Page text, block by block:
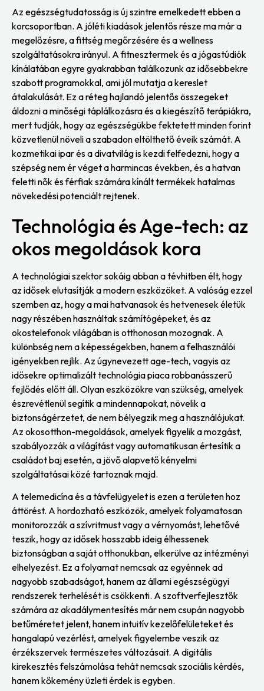
Az egészségtudatosság is új szintre emelkedett ebben a
korcsoportban. A jóléti kiadások jelentős része ma már a
megelőzésre, a fittség megőrzésére és a wellness
szolgáltatásokra irányul. A fitnesztermek és a jógastúdiók
kínálatában egyre gyakrabban találkozunk az idősebbekre
szabott programokkal, ami jól mutatja a kereslet
átalakulását. Ez a réteg hajlandó jelentős összegeket
áldozni a minőségi táplálkozásra és a kiegészítő terápiákra,
mert tudják, hogy az egészségükbe fektetett minden forint
közvetlenül növeli a szabadon eltölthető éveik számát. A
kozmetikai ipar és a divatvilág is kezdi felfedezni, hogy a
szépség nem ér véget a harmincas években, és a hatvan
feletti nők és férfiak számára kínált termékek hatalmas
növekedési potenciált rejtenek.
Technológia és Age-tech: az
okos megoldások kora
A technológiai szektor sokáig abban a tévhitben élt, hogy
az idősek elutasítják a modern eszközöket. A valóság ezzel
szemben az, hogy a mai hatvanasok és hetvenesek életük
nagy részében használtak számítógépeket, és az
okostelefonok világában is otthonosan mozognak. A
különbség nem a képességekben, hanem a felhasználói
igényekben rejlik. Az úgynevezett age-tech, vagyis az
idősekre optimalizált technológia piaca robbanásszerű
fejlődés előtt áll. Olyan eszközökre van szükség, amelyek
észrevétlenül segítik a mindennapokat, növelik a
biztonságérzetet, de nem bélyegzik meg a használójukat.
Az okosotthon-megoldások, amelyek figyelik a mozgást,
szabályozzák a világítást vagy automatikusan értesítik a
családot baj esetén, a jövő alapvető kényelmi
szolgáltatásai közé tartoznak majd.
A telemedicína és a távfelügyelet is ezen a területen hoz
áttörést. A hordozható eszközök, amelyek folyamatosan
monitorozzák a szívritmust vagy a vérnyomást, lehetővé
teszik, hogy az idősek hosszabb ideig élhessenek
biztonságban a saját otthonukban, elkerülve az intézményi
elhelyezést. Ez a folyamat nemcsak az egyénnek ad
nagyobb szabadságot, hanem az állami egészségügyi
rendszerek terhelését is csökkenti. A szoftverfejlesztők
számára az akadálymentesítés már nem csupán nagyobb
betűméretet jelent, hanem intuitív kezelőfelületeket és
hangalapú vezérlést, amelyek figyelembe veszik az
érzékszervek természetes változásait. A digitális
kirekesztés felszámolása tehát nemcsak szociális kérdés,
hanem kőkemény üzleti érdek is egyben.